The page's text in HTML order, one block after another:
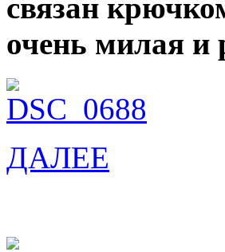
связан
очень милая и
ДАЛЕЕ